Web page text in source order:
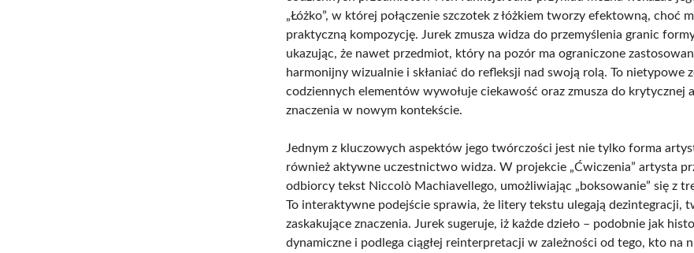
„Łóżko”, w której połączenie szczotek z łóżkiem tworzy efektowną, choć
praktyczną kompozycję. Jurek zmusza widza do przemyślenia granic
ukazując, że nawet przedmiot, który na pozór ma ograniczone
harmonijny wizualnie i skłaniać do refleksji nad swoją rolą. To nietypowe
codziennych elementów wywołuje ciekawość oraz zmusza do krytycznej
znaczenia w nowym kontekście.
Jednym z kluczowych aspektów jego twórczości jest nie tylko forma
również aktywne uczestnictwo widza. W projekcie „Ćwiczenia” artysta
odbiorcy tekst Niccolò Machiavellego, umożliwiając „boksowanie” się z
To interaktywne podejście sprawia, że litery tekstu ulegają dezintegracji,
zaskakujące znaczenia. Jurek sugeruje, iż każde dzieło – podobnie jak
dynamiczne i podlega ciągłej reinterpretacji w zależności od tego, kto na